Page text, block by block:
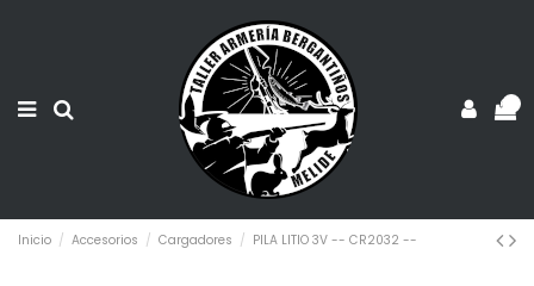
Inicio Accesorios Cargadores PILA LITIO 3V -- CR2032 --